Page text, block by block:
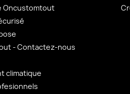
Oncustomtout
- Contactez-nous
climatique